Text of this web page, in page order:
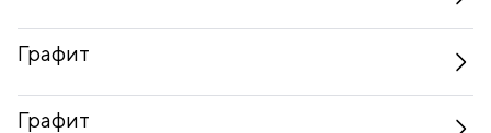
Графит
Графит